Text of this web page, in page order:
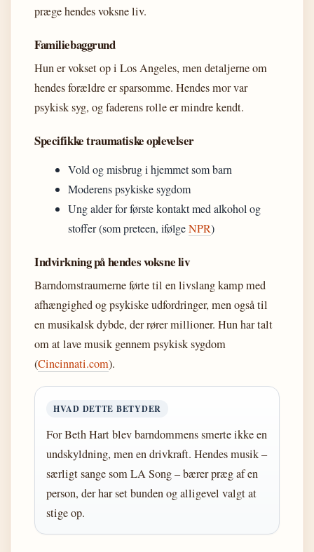
præge hendes voksne liv.
Familiebaggrund
Hun er vokset op i Los Angeles, men detaljerne om
hendes forældre er sparsomme. Hendes mor var
psykisk syg, og faderens rolle er mindre kendt.
Specifikke traumatiske oplevelser
Vold og misbrug i hjemmet som barn
Moderens psykiske sygdom
Ung alder for første kontakt med alkohol og
stoffer (som preteen, ifølgeNPR)
Indvirkning på hendes voksne liv
Barndomstraumerne førte til en livslang kamp med
afhængighed og psykiske udfordringer, men også til
en musikalsk dybde, der rører millioner. Hun har talt
om at lave musik gennem psykisk sygdom
(Cincinnati.com).
HVAD DETTE BETYDER
For Beth Hart blev barndommens smerte ikke en
undskyldning, men en drivkraft. Hendes musik –
særligt sange som LA Song – bærer præg af en
person, der har set bunden og alligevel valgt at
stige op.